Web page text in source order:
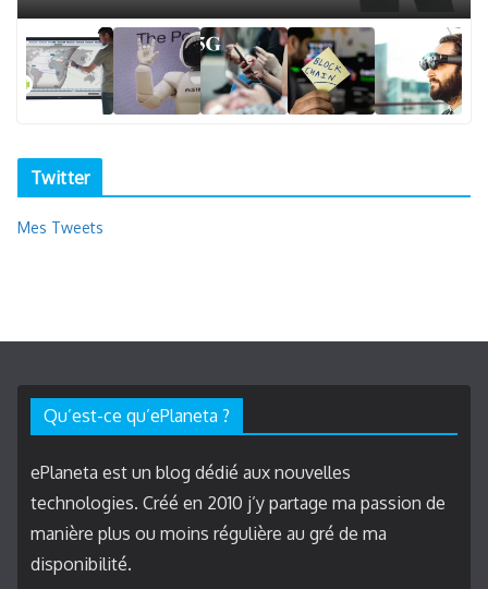
Twitter
Mes Tweets
Qu’est-ce qu’ePlaneta ?
ePlaneta est un blog dédié aux nouvelles
technologies. Créé en 2010 j’y partage ma passion de
manière plus ou moins régulière au gré de ma
disponibilité.